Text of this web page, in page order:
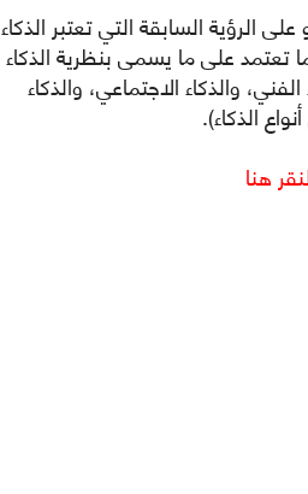
الرؤية السابقة التي تعتبر الذكاء
تعتمد على ما يسمى بنظرية الذكاء
والذكاء الاجتماعي، والذكاء
هنا